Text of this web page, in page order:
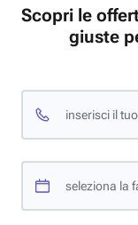
Scopri le
giuste
inserisci il
seleziona la